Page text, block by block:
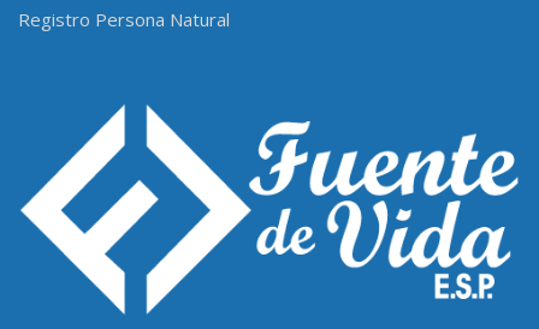
Registro Persona Natural